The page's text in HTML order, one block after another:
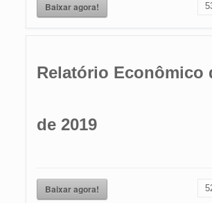
Baixar agora!
Relatório Econômico
de 2019
Baixar agora!